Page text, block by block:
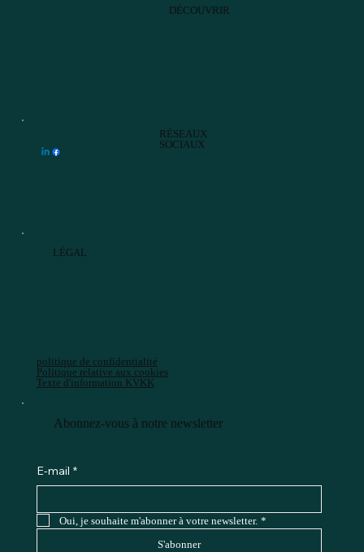
DÉCOUVRIR
RÉSEAUX
SOCIAUX
LÉGAL
politique de confidentialité
Politique relative aux cookies
Texte d'information KVKK
Abonnez-vous à notre newsletter
E-mail *
Oui, je souhaite m'abonner à votre newsletter. *
S'abonner